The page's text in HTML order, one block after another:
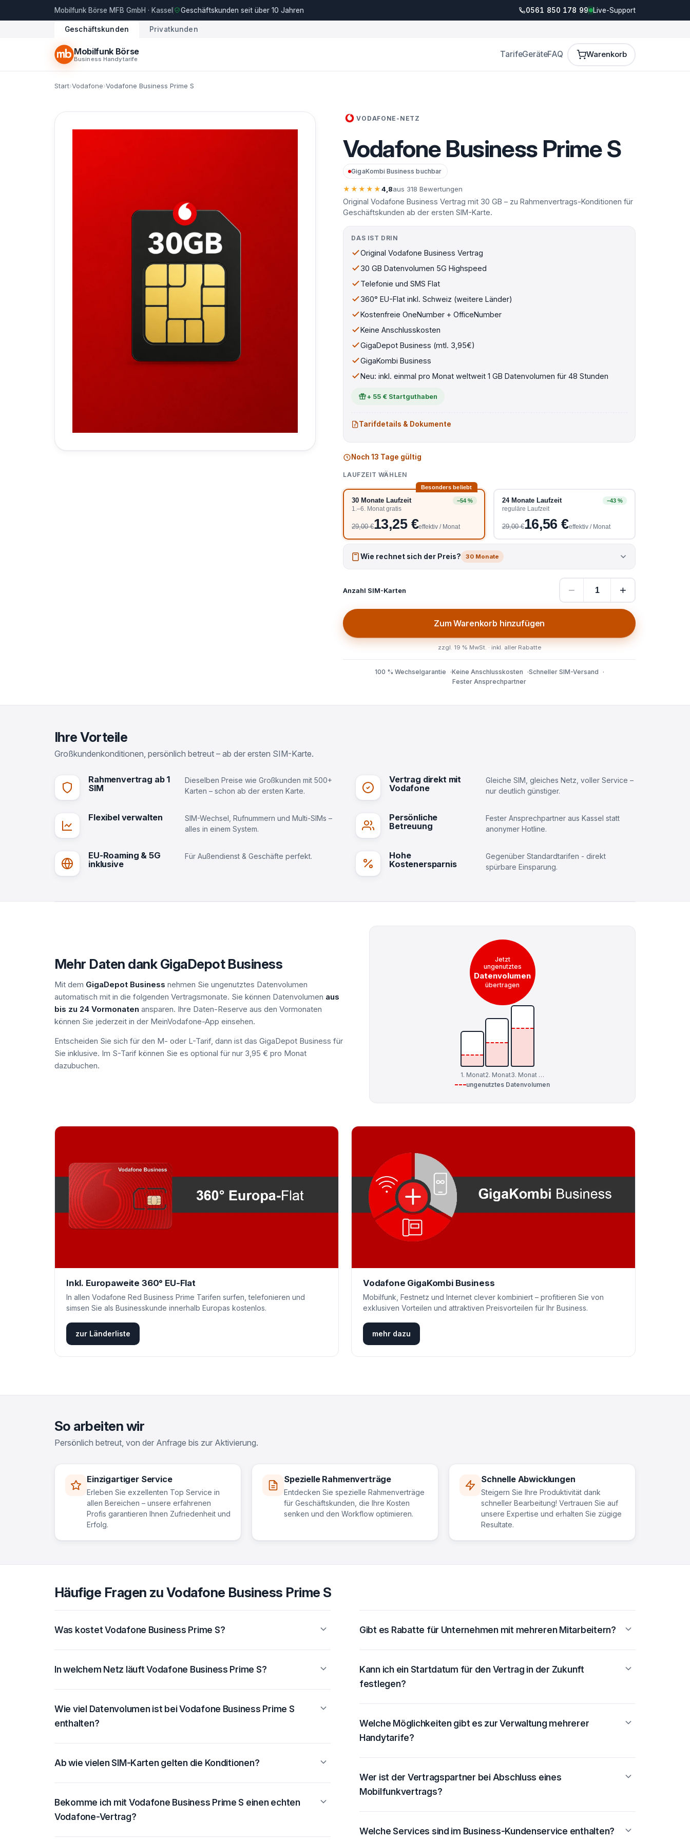
Mobilfunk Börse MFB GmbH · Kassel Geschäftskunden seit über 10 Jahren 0561 850 178 99 Live-Support
Geschäftskunden Privatkunden
Mobilfunk Börse
Business Handytarife TarifeGeräteFAQ Warenkorb
Start›Vodafone›Vodafone Business Prime S
VODAFONE-NETZ
Vodafone Business Prime S
GigaKombi Business buchbar
★★★★★4,8aus 318 Bewertungen
Original Vodafone Business Vertrag mit 30 GB – zu Rahmenvertrags-Konditionen für
Geschäftskunden ab der ersten SIM-Karte.
DAS IST DRIN
Original Vodafone Business Vertrag
30 GB Datenvolumen 5G Highspeed
Telefonie und SMS Flat
360° EU-Flat inkl. Schweiz (weitere Länder)
Kostenfreie OneNumber + OfficeNumber
Keine Anschlusskosten
GigaDepot Business (mtl. 3,95€)
GigaKombi Business
Neu: inkl. einmal pro Monat weltweit 1 GB Datenvolumen für 48 Stunden
+ 55 € Startguthaben
Tarifdetails & Dokumente
Noch 13 Tage gültig
LAUFZEIT WÄHLEN
Besonders beliebt
30 Monate Laufzeit
−54 %
1.–6. Monat gratis
29,00 €13,25 €effektiv / Monat
24 Monate Laufzeit
−43 %
reguläre Laufzeit
29,00 €16,56 €effektiv / Monat
Wie rechnet sich der Preis? 30 Monate
Anzahl SIM-Karten − +
Zum Warenkorb hinzufügen
zzgl. 19 % MwSt. · inkl. aller Rabatte
100 % Wechselgarantie Keine Anschlusskosten
Schneller SIM-Versand
Fester Ansprechpartner
Ihre Vorteile
Großkundenkonditionen, persönlich betreut – ab der ersten SIM-Karte.
Rahmenvertrag ab 1
SIM
Dieselben Preise wie Großkunden mit 500+
Karten – schon ab der ersten Karte.
Vertrag direkt mit
Vodafone
Gleiche SIM, gleiches Netz, voller Service –
nur deutlich günstiger.
Flexibel verwalten
SIM-Wechsel, Rufnummern und Multi-SIMs –
alles in einem System.
Persönliche
Betreuung
Fester Ansprechpartner aus Kassel statt
anonymer Hotline.
EU-Roaming & 5G
inklusive
Für Außendienst & Geschäfte perfekt.
Hohe
Kostenersparnis
Gegenüber Standardtarifen - direkt
spürbare Einsparung.
Mehr Daten dank GigaDepot Business
Mit dem GigaDepot Business nehmen Sie ungenutztes Datenvolumen
automatisch mit in die folgenden Vertragsmonate. Sie können Datenvolumen aus
bis zu 24 Vormonaten ansparen. Ihre Daten-Reserve aus den Vormonaten
können Sie jederzeit in der MeinVodafone-App einsehen.
Entscheiden Sie sich für den M- oder L-Tarif, dann ist das GigaDepot Business für
Sie inklusive. Im S-Tarif können Sie es optional für nur 3,95 € pro Monat
dazubuchen.
Jetzt
ungenutztes
Datenvolumen
übertragen
1. Monat2. Monat3. Monat …
ungenutztes Datenvolumen
Inkl. Europaweite 360° EU-Flat
In allen Vodafone Red Business Prime Tarifen surfen, telefonieren und
simsen Sie als Businesskunde innerhalb Europas kostenlos.
zur Länderliste
Vodafone GigaKombi Business
Mobilfunk, Festnetz und Internet clever kombiniert – profitieren Sie von
exklusiven Vorteilen und attraktiven Preisvorteilen für Ihr Business.
mehr dazu
So arbeiten wir
Persönlich betreut, von der Anfrage bis zur Aktivierung.
Einzigartiger Service
Erleben Sie exzellenten Top Service in
allen Bereichen – unsere erfahrenen
Profis garantieren Ihnen Zufriedenheit und
Erfolg.
Spezielle Rahmenverträge
Entdecken Sie spezielle Rahmenverträge
für Geschäftskunden, die Ihre Kosten
senken und den Workflow optimieren.
Schnelle Abwicklungen
Steigern Sie Ihre Produktivität dank
schneller Bearbeitung! Vertrauen Sie auf
unsere Expertise und erhalten Sie zügige
Resultate.
Häufige Fragen zu Vodafone Business Prime S
Was kostet Vodafone Business Prime S?
In welchem Netz läuft Vodafone Business Prime S?
Wie viel Datenvolumen ist bei Vodafone Business Prime S
enthalten?
Ab wie vielen SIM-Karten gelten die Konditionen?
Bekomme ich mit Vodafone Business Prime S einen echten
Vodafone-Vertrag?
Gibt es Rabatte für Unternehmen mit mehreren Mitarbeitern?
Kann ich ein Startdatum für den Vertrag in der Zukunft
festlegen?
Welche Möglichkeiten gibt es zur Verwaltung mehrerer
Handytarife?
Wer ist der Vertragspartner bei Abschluss eines
Mobilfunkvertrags?
Welche Services sind im Business-Kundenservice enthalten?